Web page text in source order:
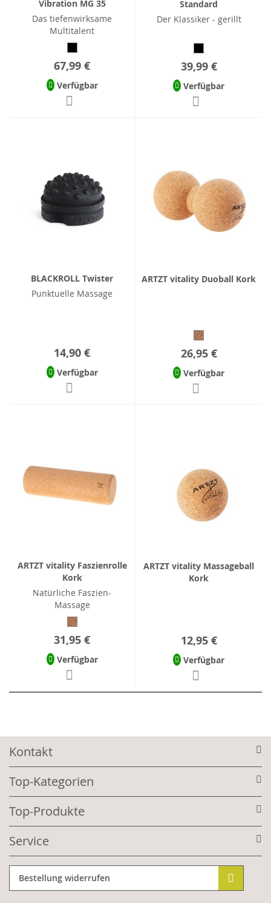
Vibration MG 35
Das tiefenwirksame
Multitalent
67,99 €
Verfügbar
Standard
Der Klassiker - gerillt
39,99 €
Verfügbar
BLACKROLL Twister
Punktuelle Massage
14,90 €
Verfügbar
ARTZT vitality Duoball Kork
26,95 €
Verfügbar
ARTZT vitality Faszienrolle
Kork
Natürliche Faszien-
Massage
31,95 €
Verfügbar
ARTZT vitality Massageball
Kork
12,95 €
Verfügbar
Kontakt
Top-Kategorien
Top-Produkte
Service
Bestellung widerrufen